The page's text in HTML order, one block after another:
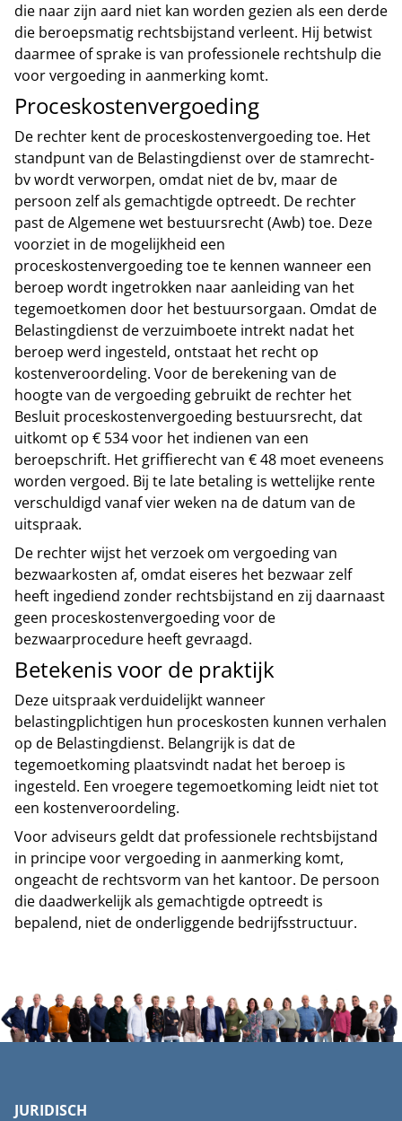
die naar zijn aard niet kan worden gezien als een derde
die beroepsmatig rechtsbijstand verleent. Hij betwist
daarmee of sprake is van professionele rechtshulp die
voor vergoeding in aanmerking komt.
Proceskostenvergoeding
De rechter kent de proceskostenvergoeding toe. Het
standpunt van de Belastingdienst over de stamrecht-
bv wordt verworpen, omdat niet de bv, maar de
persoon zelf als gemachtigde optreedt. De rechter
past de Algemene wet bestuursrecht (Awb) toe. Deze
voorziet in de mogelijkheid een
proceskostenvergoeding toe te kennen wanneer een
beroep wordt ingetrokken naar aanleiding van het
tegemoetkomen door het bestuursorgaan. Omdat de
Belastingdienst de verzuimboete intrekt nadat het
beroep werd ingesteld, ontstaat het recht op
kostenveroordeling. Voor de berekening van de
hoogte van de vergoeding gebruikt de rechter het
Besluit proceskostenvergoeding bestuursrecht, dat
uitkomt op € 534 voor het indienen van een
beroepschrift. Het griffierecht van € 48 moet eveneens
worden vergoed. Bij te late betaling is wettelijke rente
verschuldigd vanaf vier weken na de datum van de
uitspraak.
De rechter wijst het verzoek om vergoeding van
bezwaarkosten af, omdat eiseres het bezwaar zelf
heeft ingediend zonder rechtsbijstand en zij daarnaast
geen proceskostenvergoeding voor de
bezwaarprocedure heeft gevraagd.
Betekenis voor de praktijk
Deze uitspraak verduidelijkt wanneer
belastingplichtigen hun proceskosten kunnen verhalen
op de Belastingdienst. Belangrijk is dat de
tegemoetkoming plaatsvindt nadat het beroep is
ingesteld. Een vroegere tegemoetkoming leidt niet tot
een kostenveroordeling.
Voor adviseurs geldt dat professionele rechtsbijstand
in principe voor vergoeding in aanmerking komt,
ongeacht de rechtsvorm van het kantoor. De persoon
die daadwerkelijk als gemachtigde optreedt is
bepalend, niet de onderliggende bedrijfsstructuur.
JURIDISCH